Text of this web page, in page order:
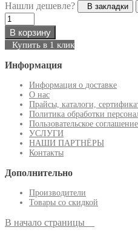
Нашли дешевле? В закладки
В корзину
Купить в 1 клик
Информация
Информация о доставке
О нас
Прайсы, каталоги,
Политика обработки
Пользовательское соглашение
УСЛУГИ
НАШИ ПАРТНЁРЫ
Контакты
Дополнительно
Производители
Товары со скидкой
В начало страницы